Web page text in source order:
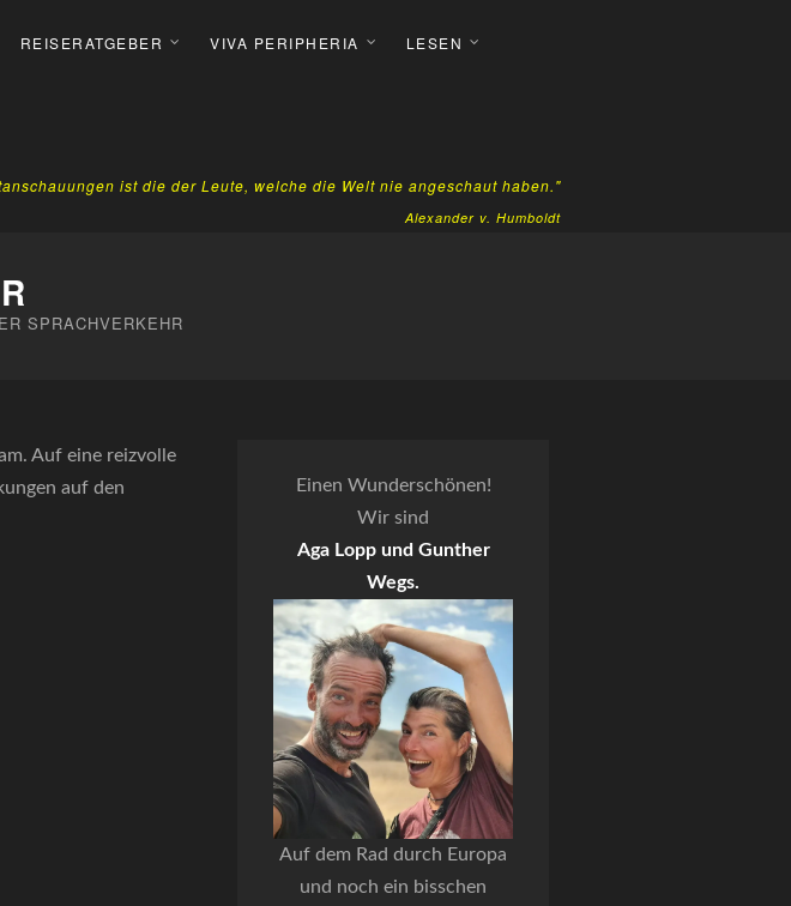
REISERATGEBER VIVA PERIPHERIA LESEN
ist die der Leute, welche die Welt nie angeschaut haben."
Alexander v. Humboldt
SPRACHVERKEHR
Auf eine reizvolle
auf den
Einen Wunderschönen!
Wir sind
Aga Lopp und Gunther
Wegs.
Auf dem Rad durch Europa
und noch ein bisschen